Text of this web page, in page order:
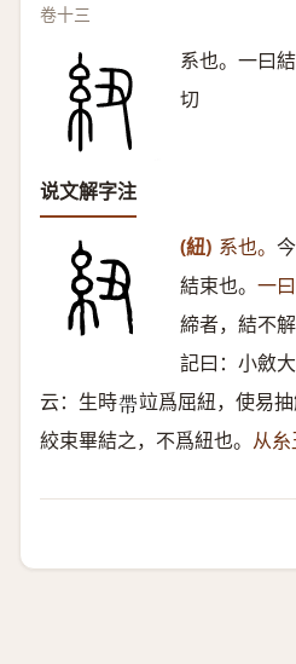
卷十三
系也。一曰
切
说文解字注
(紐) 系也。
結束也。 一
締者，結不
記曰：小斂
云：生時𢂸 竝爲屈紐，使易
絞束畢結之，不爲紐也。 从糸